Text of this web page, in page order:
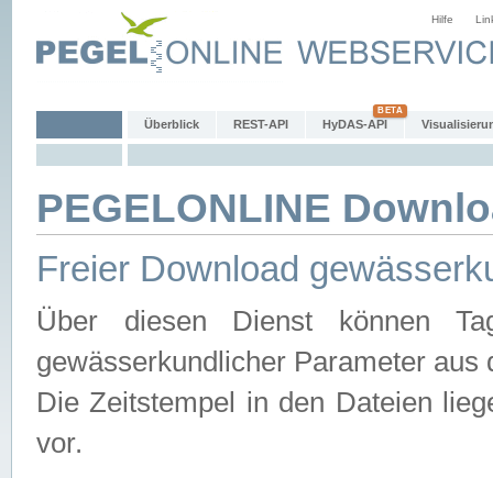
Hilfe
Überblick REST-API HyDAS-API
PEGELONLINE
Freier Download
Über diesen Dienst können
gewässerkundlicher Parameter aus
Die Zeitstempel in den Dateien
vor.